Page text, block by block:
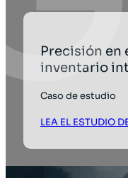
Precisión en
inventario
Caso de estudio
LEA EL ESTUDIO